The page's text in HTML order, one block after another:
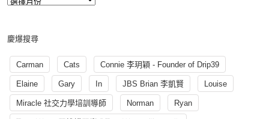
慶爆搜尋
Carman Cats Connie 李玥穎 - Founder of Drip39
Elaine Gary In JBS Brian 李凱賢 Louise
Miracle 社交力學培訓導師 Norman Ryan